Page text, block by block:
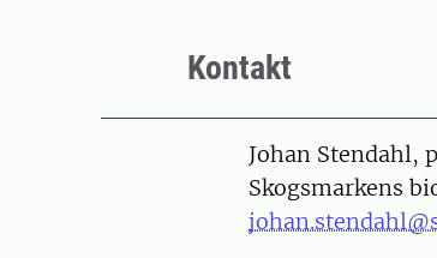
Kontakt
PersonJohan Stendahl,
Skogsmarkens